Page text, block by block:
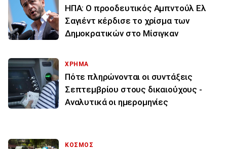
ΗΠΑ: Ο προοδευτικός Αμπντούλ Ελ
Σαγιέντ κέρδισε το χρίσμα των
Δημοκρατικών στο Μίσιγκαν
ΧΡΗΜΑ
Πότε πληρώνονται οι συντάξεις
Σεπτεμβρίου στους δικαιούχους -
Αναλυτικά οι ημερομηνίες
ΚΟΣΜΟΣ